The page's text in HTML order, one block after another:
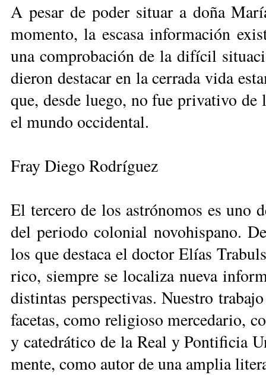
A pe­sar de po­der si­tuar a do­ña
mo­men­to, la es­ca­sa in­for­ma­ción
una com­pro­ba­ción de la di­fí­cil
die­ron des­ta­car en la ce­rra­da vi­da
que, des­de lue­go, no fue pri­va­ti­vo de
el mun­do oc­ci­den­tal.
Fray Diego Rodríguez
El ter­ce­ro de los as­tró­no­mos es uno
del pe­rio­do co­lo­nial no­vo­his­pa­no.
los que des­ta­ca el doc­tor Elías
ri­co, siem­pre se lo­ca­li­za nue­va
dis­tin­tas pers­pec­ti­vas. Nues­tro
fa­ce­tas, co­mo re­li­gio­so mer­ce­da­rio,
y ca­te­drá­ti­co de la Real y Pon­ti­fi­cia
men­te, co­mo au­tor de una am­plia